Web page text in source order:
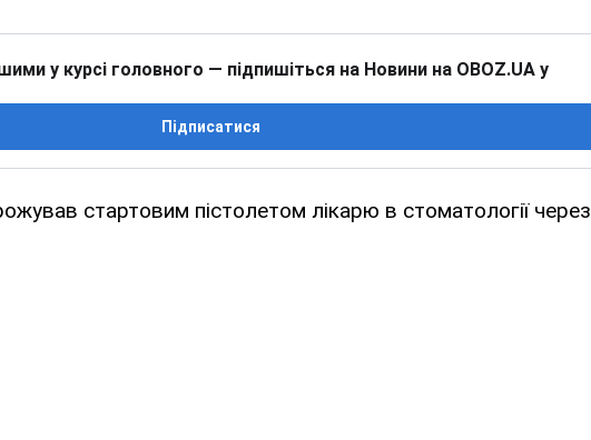
у курсі головного — підпишіться на Новини на OBOZ.UA у
Підписатися
стартовим пістолетом лікарю в стоматології через